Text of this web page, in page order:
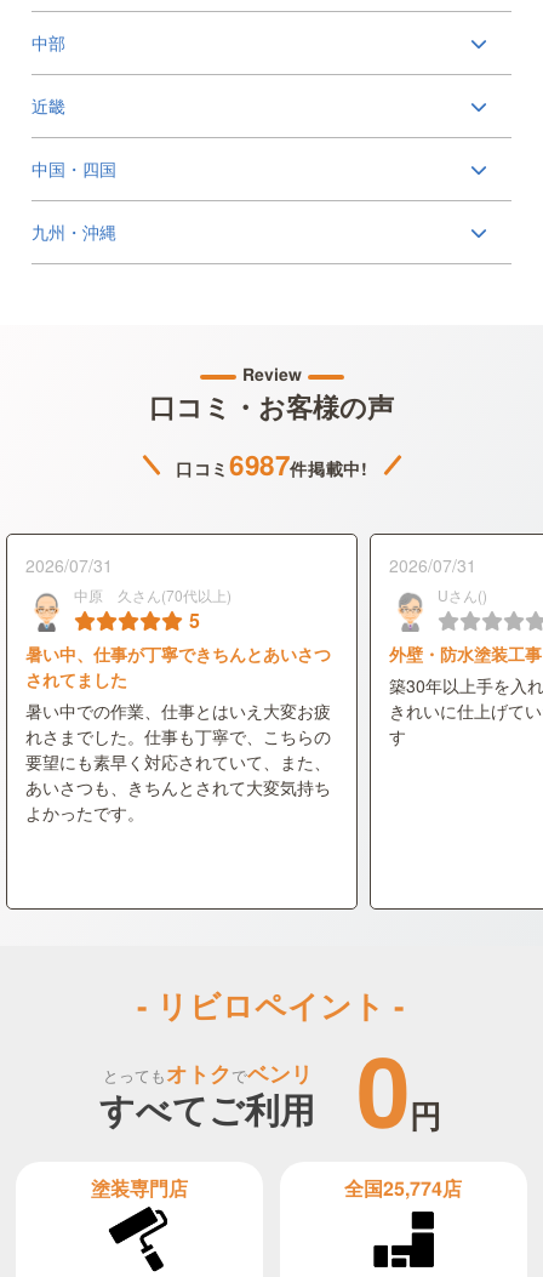
中部
近畿
中国・四国
九州・沖縄
Review
口コミ・お客様の声
口コミ6987件掲載中!
2026/07/31
中原 久さん(70代以上)
5
暑い中、仕事が丁寧できちんとあいさつ
されてました
暑い中での作業、仕事とはいえ大変お疲
れさまでした。仕事も丁寧で、こちらの
要望にも素早く対応されていて、また、
あいさつも、きちんとされて大変気持ち
よかったです。
2026/07/31
Uさん()
外壁・防水塗装工事
築30年以上手を入
きれいに仕上げて
す
- リビロペイント -
とってもオトクでベンリ
すべてご利用 0円
塗装専門店 全国25,774店